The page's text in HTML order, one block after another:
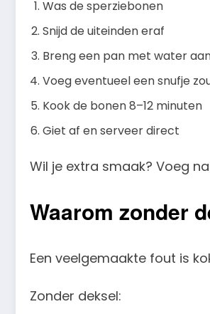
Was de sperziebonen
Snijd de uiteinden eraf
Breng een pan met water
Voeg eventueel een snufje
Kook de bonen 8–12 minuten
Giet af en serveer direct
Wil je extra smaak? Voeg
Waarom zonder
Een veelgemaakte fout is
Zonder deksel: